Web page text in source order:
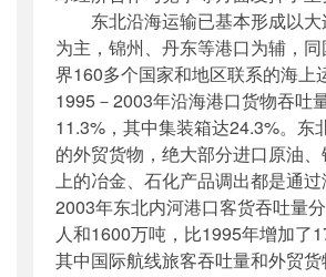
东北沿海运输已基本形成以大
为主，锦州、丹东等港口为辅，
界160多个国家和地区联系的海上
1995－2003年沿海港口货物吞吐
11.3%，其中集装箱达24.3%。东
的外贸货物，绝大部分进口原油
上的冶金、石化产品调出都是通过
2003年东北内河港口客货吞吐量
人和1600万吨，比1995年增加了
其中国际航线旅客吞吐量和外贸